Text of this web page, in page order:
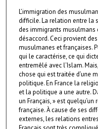
L’immigration des
difficile. La relation entre la
des immigrants
désaccord. Ceci provient
musulmanes et françaises.
qui le caractérise, ce qui
entremêlé avec l’Islam.
chose qui est traitée d’une
politique. En France la
et la politique a une autre.
un Français, » est
française. À cause de ses
externes, les relations